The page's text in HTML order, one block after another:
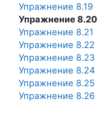
Упражнение 8.19
Упражнение 8.20
Упражнение 8.21
Упражнение 8.22
Упражнение 8.23
Упражнение 8.24
Упражнение 8.25
Упражнение 8.26